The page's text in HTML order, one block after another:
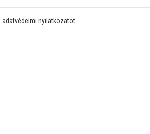
nyilatkozatot.